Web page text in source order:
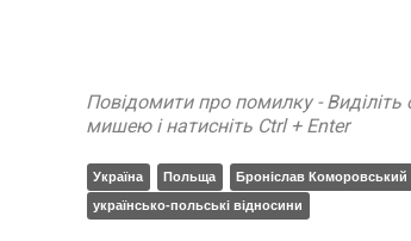
Повідомити про помилку -
мишею і натисніть Ctrl + Enter
Україна Польща Броніслав Коморовський
українсько-польські відносини